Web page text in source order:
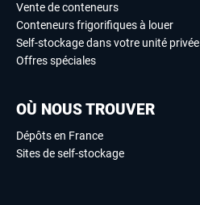
Vente de conteneurs
Conteneurs frigorifiques à louer
Self-stockage dans votre unité privée
Offres spéciales
OÙ NOUS TROUVER
Dépôts en France
Sites de self-stockage